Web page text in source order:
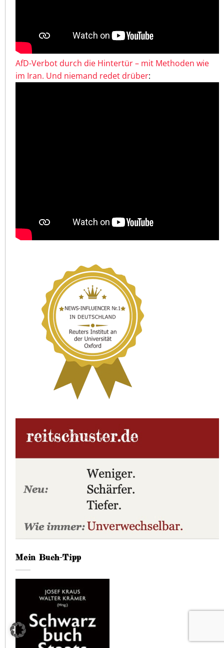
AfD-Verbot durch die Hintertür – mit Methoden wie
im Iran. Und niemand redet drüber:
Mein Buch-Tipp